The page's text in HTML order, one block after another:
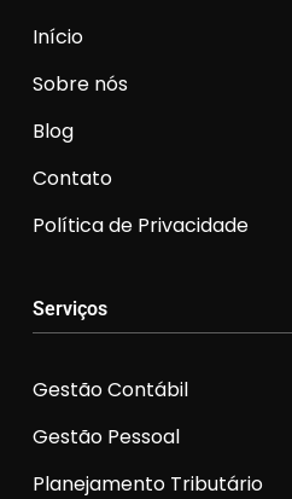
Início
Sobre nós
Blog
Contato
Política de Privacidade
Serviços
Gestão Contábil
Gestão Pessoal
Planejamento Tributário